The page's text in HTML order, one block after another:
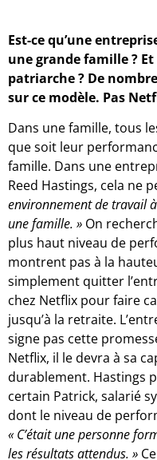
Est-ce qu’une
une grande famille ?
patriarche ? De
sur ce modèle. Pas
Dans une famille, tous
que soit leur
famille. Dans une
Reed Hastings, cela ne
environnement de travail
une famille. » On
plus haut niveau de
montrent pas à la
simplement quitter
chez Netflix pour faire
jusqu’à la retraite.
signe pas cette
Netflix, il le devra à sa
durablement. Hastings
certain Patrick, salarié
dont le niveau de
« C’était une personne
les résultats attendus. »